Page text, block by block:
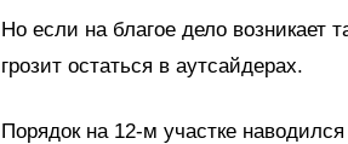
Но если на благое дело возникает
грозит остаться в аутсайдерах.
Порядок на 12-м участке